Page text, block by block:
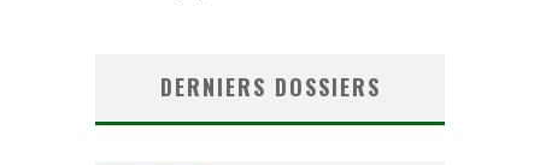
DERNIERS DOSSIERS